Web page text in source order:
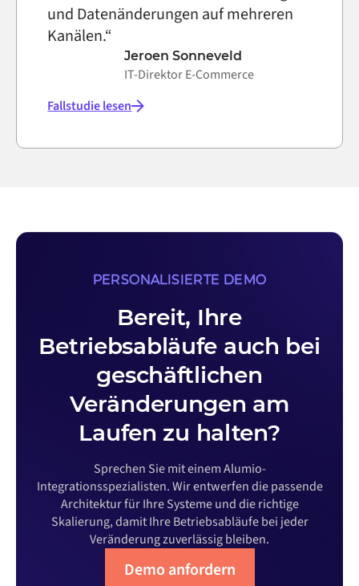
und Datenänderungen auf mehreren
Kanälen.“
Jeroen Sonneveld
IT-Direktor E-Commerce
Fallstudie lesen
PERSONALISIERTE DEMO
Bereit, Ihre
Betriebsabläufe auch bei
geschäftlichen
Veränderungen am
Laufen zu halten?
Sprechen Sie mit einem Alumio-
Integrationsspezialisten. Wir entwerfen die passende
Architektur für Ihre Systeme und die richtige
Skalierung, damit Ihre Betriebsabläufe bei jeder
Veränderung zuverlässig bleiben.
Demo anfordern